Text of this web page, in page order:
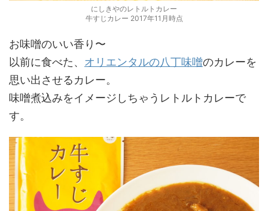
にしきやのレトルトカレー
牛すじカレー 2017年11月時点
お味噌のいい香り〜
以前に食べた、 オリエンタルの八丁味噌のカレーを
思い出させるカレー。
味噌煮込みをイメージしちゃうレトルトカレーで
す。